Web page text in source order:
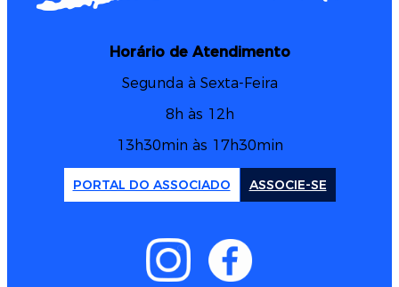
Horário de Atendimento
Segunda à Sexta-Feira
8h às 12h
13h30min às 17h30min
PORTAL DO ASSOCIADO ASSOCIE-SE